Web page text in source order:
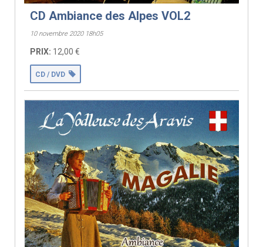
CD Ambiance des Alpes VOL2
10 novembre 2020 18h05
PRIX: 12,00 €
CD / DVD